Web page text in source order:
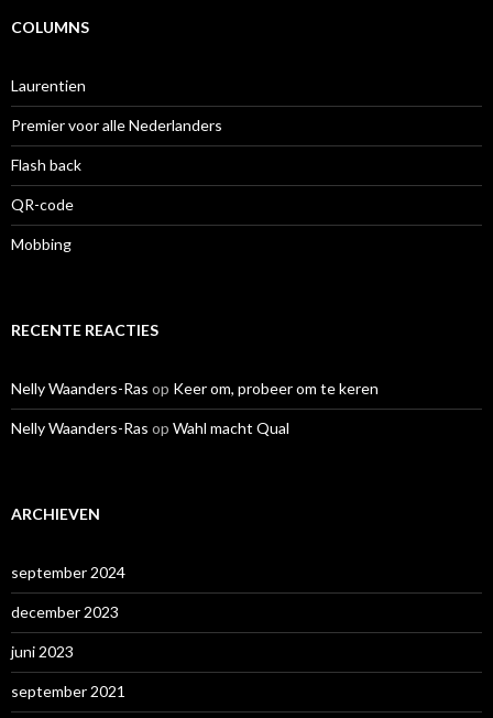
COLUMNS
Laurentien
Premier voor alle Nederlanders
Flash back
QR-code
Mobbing
RECENTE REACTIES
Nelly Waanders-Ras op Keer om, probeer om te keren
Nelly Waanders-Ras op Wahl macht Qual
ARCHIEVEN
september 2024
december 2023
juni 2023
september 2021